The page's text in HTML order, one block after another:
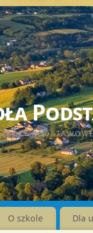
O szkole Dla